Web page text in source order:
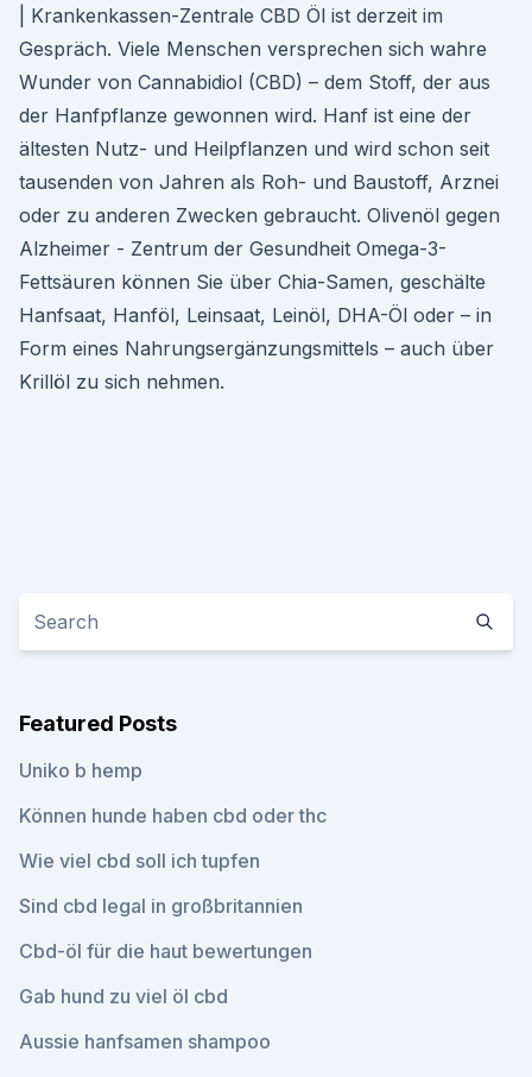
| Krankenkassen-Zentrale CBD Öl ist derzeit im
Gespräch. Viele Menschen versprechen sich wahre
Wunder von Cannabidiol (CBD) – dem Stoff, der aus
der Hanfpflanze gewon­nen wird. Hanf ist eine der
ältesten Nutz- und Heilpflanzen und wird schon seit
tausenden von Jahren als Roh- und Baustoff, Arznei
oder zu anderen Zwecken gebraucht. Olivenöl gegen
Alzheimer - Zentrum der Gesundheit Omega-3-
Fettsäuren können Sie über Chia-Samen, geschälte
Hanfsaat, Hanföl, Leinsaat, Leinöl, DHA-Öl oder – in
Form eines Nahrungsergänzungsmittels – auch über
Krillöl zu sich nehmen.
Featured Posts
Uniko b hemp
Können hunde haben cbd oder thc
Wie viel cbd soll ich tupfen
Sind cbd legal in großbritannien
Cbd-öl für die haut bewertungen
Gab hund zu viel öl cbd
Aussie hanfsamen shampoo